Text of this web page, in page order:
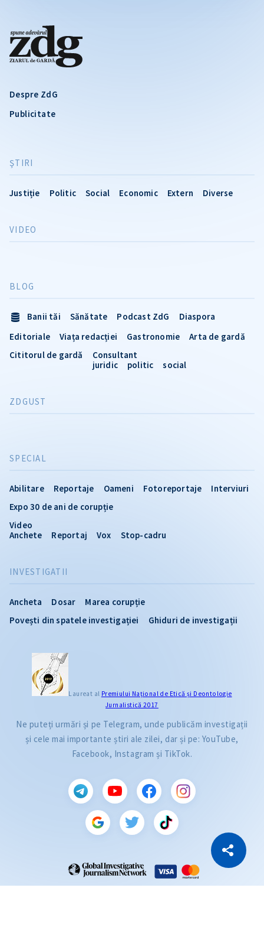
Copiază Link
Despre ZdG
Publicitate
ŞTIRI
Justiție Politic Social Economic Extern Diverse
INVESTIGATII
Ancheta Dosar
Marea corupție
Povești din spatele investigației
Ghiduri de investigații
VIDEO
SPECIAL
Abilitare Reportaje Oameni Fotoreportaje
Interviuri
Expo 30 de ani de corupție
Video
Anchete
Reportaj Vox Stop-cadru
BLOG
Banii tăi Sănătate Podcast ZdG
Diaspora
Editoriale
Viața redacției Gastronomie
Arta de gardă
Cititorul de gardă
Consultant
juridic
politic social
ZDGUST
Laureat al Premiului Naţional de Etică și Deontologie
Jurnalistică 2017
Ne puteți urmări și pe Telegram, unde publicăm investigații
și cele mai importante știri ale zilei, dar și pe: YouTube,
Facebook, Instagram și TikTok.